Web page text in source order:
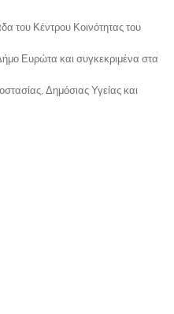
του Κέντρου Κοινότητας του
Ευρώτα και συγκεκριμένα στα
Δημόσιας Υγείας και